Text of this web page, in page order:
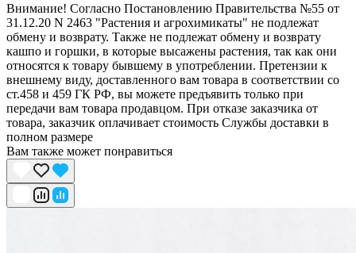
Внимание! Согласно Постановлению Правительства №55 от
31.12.20 N 2463 "Растения и агрохимикаты" не подлежат
обмену и возврату. Также не подлежат обмену и возврату
кашпо и горшки, в которые высажены растения, так как они
относятся к товару бывшему в употреблении. Претензии к
внешнему виду, доставленного вам товара в соответствии со
ст.458 и 459 ГК РФ, вы можете предъявить только при
передачи вам товара продавцом. При отказе заказчика от
товара, заказчик оплачивает стоимость Службы доставки в
полном размере
Вам также может понравиться